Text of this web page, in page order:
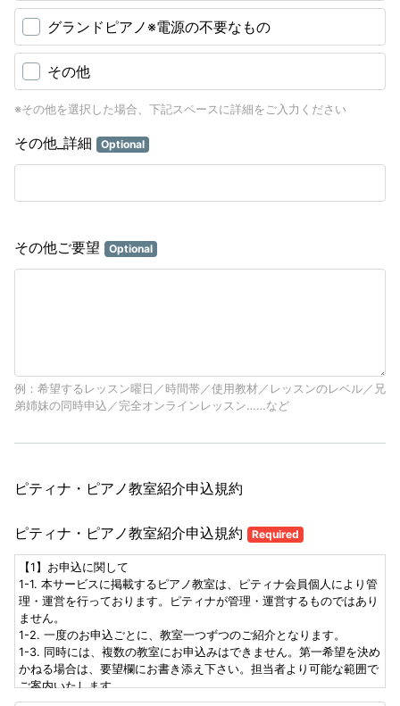
グランドピアノ※電源の不要なもの
その他
※その他を選択した場合、下記スペースに詳細をご入力ください
その他_詳細 Optional
その他ご要望 Optional
例：希望するレッスン曜日／時間帯／使用教材／レッスンのレベル／兄
弟姉妹の同時申込／完全オンラインレッスン……など
ピティナ・ピアノ教室紹介申込規約
ピティナ・ピアノ教室紹介申込規約 Required
【1】お申込に関して
1-1. 本サービスに掲載するピアノ教室は、ピティナ会員個人により管
理・運営を行っております。ピティナが管理・運営するものではあり
ません。
1-2. 一度のお申込ごとに、教室一つずつのご紹介となります。
1-3. 同時には、複数の教室にお申込みはできません。第一希望を決め
かねる場合は、要望欄にお書き添え下さい。担当者より可能な範囲で
ご案内いたします。
1-4. 各教室、レッスンの空状況の変化により、お申込がお受けできな